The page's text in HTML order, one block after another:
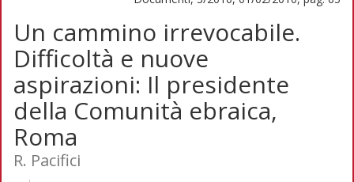
Un cammino irrevocabile.
Difficoltà e nuove
aspirazioni: Il presidente
della Comunità ebraica,
Roma
R. Pacifici